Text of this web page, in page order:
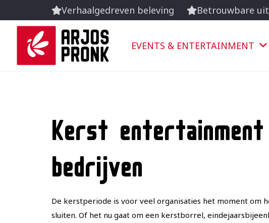
Verhaalgedreven beleving Betrouwbare
EVENTS & ENTERTAINMENT
Kerst
bedrijven
De kerstperiode is voor veel organisaties het moment om
sluiten. Of het nu gaat om een kerstborrel,